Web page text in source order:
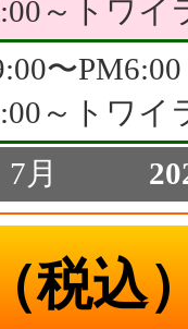
～トワイ
〜PM6:00
～トワイ
7月
税込